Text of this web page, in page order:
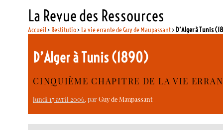
La Revue des Ressources
Accueil> Restitutio> La vie errante de Guy de Maupassant> D’Alger à Tunis
D’Alger à Tunis (1890)
CINQUIÈME CHAPITRE DE LA VIE
lundi 17 avril 2006, parGuy de Maupassant